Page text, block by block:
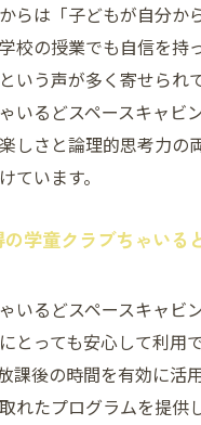
らは「子どもが自分か
校の授業でも自信を持
いう声が多く寄せられ
いるどスペースキャビ
しさと論理的思考力の
ています。
学童クラブちゃいる
いるどスペースキャビ
とっても安心して利用
課後の時間を有効に活
れたプログラムを提供